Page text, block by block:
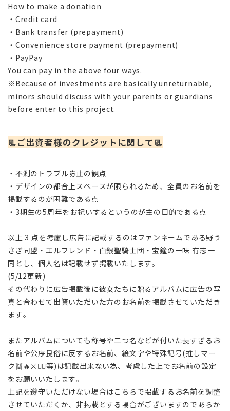
How to make a donation
・Credit card
・Bank transfer (prepayment)
・Convenience store payment (prepayment)
・PayPay
You can pay in the above four ways.
※Because of investments are basically unreturnable,
minors should discuss with your parents or guardians
before enter to this project.
📃ご出資者様のクレジットに関して📃
・不測のトラブル防止の観点
・デザインの都合上 スペースが限られるため 、全員のお名前を
掲載するのが困難である点
・3期生の5周年をお祝いするというのが主の目的である点
以上 3 点を考慮し広告に記載するのはファンネームである野う
さぎ同盟・エルフレンド・白銀聖騎士団・宝鐘の一味 有志一
同とし、個人名は記載せず掲載いたします。
(5/12更新)
その代わりに広告掲載後に彼女たちに贈るアルバムに広告の写
真と合わせて出資いただいた方のお名前を掲載させていただき
ます。
またアルバムについても称号や二つ名などが付いた長すぎるお
名前や公序良俗に反するお名前、絵文字や特殊記号(推しマー
ク👯🔥⚔️🏴‍☠️等)は記載出来ない為、考慮した上でお名前の設定
をお願いいたします。
上記を遵守いただけない場合はこちらで掲載するお名前を調整
させていただくか、非掲載とする場合がございますのであらか